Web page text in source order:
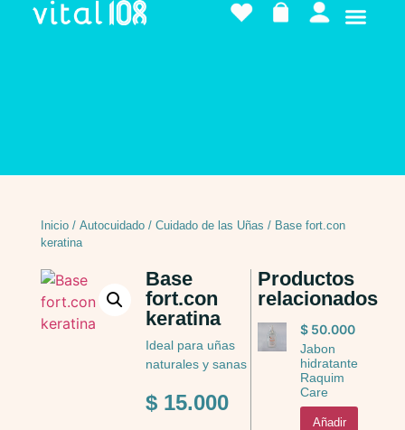
Inicio/ Autocuidado/ Cuidado de las Uñas / Base fort.con
keratina
Base
fort.con
keratina
Ideal para uñas
naturales y sanas
$15.000
Productos
relacionados
$ 50.000
Jabon
hidratante
Raquim
Care
Añadir